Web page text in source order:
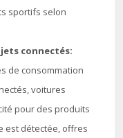
sportifs selon
connectés:
de consommation
voitures
pour des produits
est détectée, offres